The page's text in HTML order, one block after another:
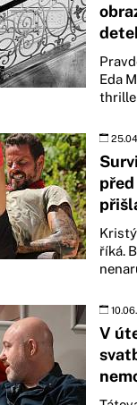
Eda
říká.
V